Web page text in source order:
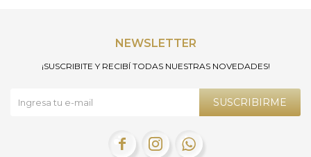
NEWSLETTER
¡SUSCRIBITE Y RECIBÍ TODAS NUESTRAS NOVEDADES!
SUSCRIBIRME
  